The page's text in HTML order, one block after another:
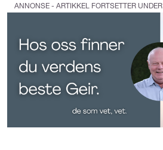
ANNONSE - ARTIKKEL FORTSETTER UNDER